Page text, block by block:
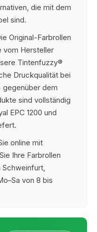
die mit dem
sind.
Original-Farbrollen
vom Hersteller
Tintenfuzzy®
Druckqualität bei
gegenüber dem
sind vollständig
EPC 1200 und
online mit
Ihre Farbrollen
Schweinfurt,
von 8 bis